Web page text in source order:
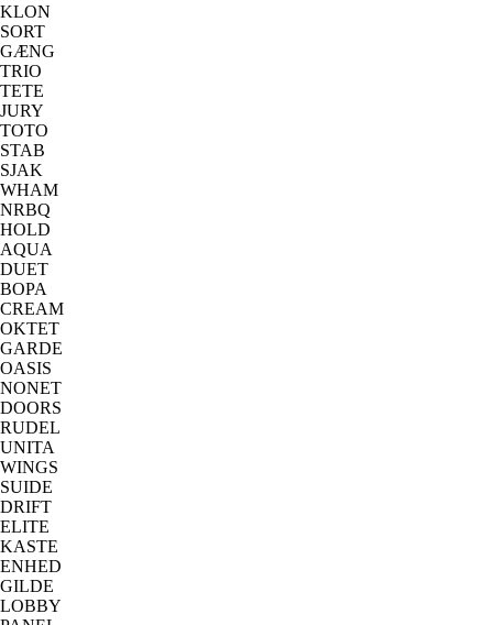
KLON
SORT
GÆNG
TRIO
TETE
JURY
TOTO
STAB
SJAK
WHAM
NRBQ
HOLD
AQUA
DUET
BOPA
CREAM
OKTET
GARDE
OASIS
NONET
DOORS
RUDEL
UNITA
WINGS
SUIDE
DRIFT
ELITE
KASTE
ENHED
GILDE
LOBBY